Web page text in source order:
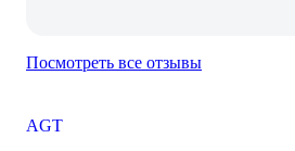
Посмотреть все отзывы
AGT